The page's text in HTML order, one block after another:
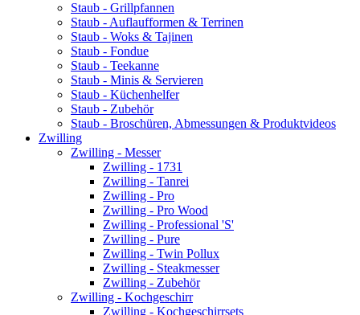
Staub - Grillpfannen
Staub - Auflaufformen & Terrinen
Staub - Woks & Tajinen
Staub - Fondue
Staub - Teekanne
Staub - Minis & Servieren
Staub - Küchenhelfer
Staub - Zubehör
Staub - Broschüren, Abmessungen & Produktvideos
Zwilling
Zwilling - Messer
Zwilling - 1731
Zwilling - Tanrei
Zwilling - Pro
Zwilling - Pro Wood
Zwilling - Professional 'S'
Zwilling - Pure
Zwilling - Twin Pollux
Zwilling - Steakmesser
Zwilling - Zubehör
Zwilling - Kochgeschirr
Zwilling - Kochgeschirrsets